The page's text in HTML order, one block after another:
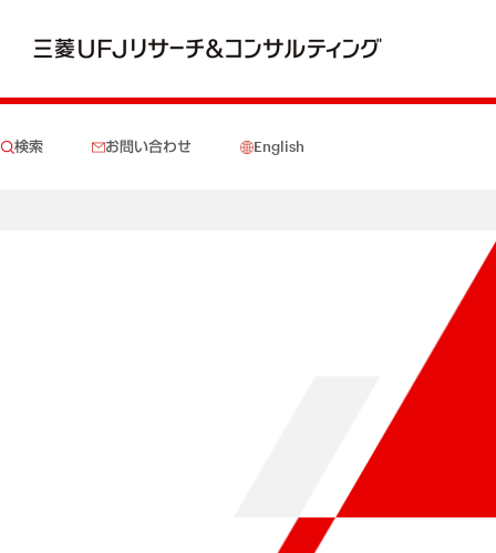
検索 お問い合わせ English